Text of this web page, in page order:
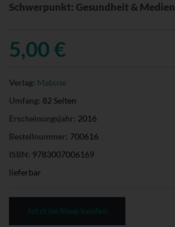
Schwerpunkt: Gesundheit & Medien
5,00 €
Verlag: Mabuse
Umfang: 82 Seiten
Erscheinungsjahr: 2016
Bestellnummer: 700616
ISBN: 9783007006169
lieferbar